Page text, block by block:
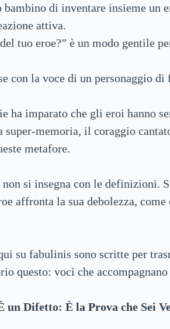
bambino di inventare insieme un
attiva.
tuo eroe?” è un modo gentile
con la voce di un personaggio di
ha imparato che gli eroi hanno
super-memoria, il coraggio
metafore.
si insegna con le definizioni.
affronta la sua debolezza,
su fabulinis sono scritte per
questo: voci che accompagnano
un Difetto: È la Prova che Sei